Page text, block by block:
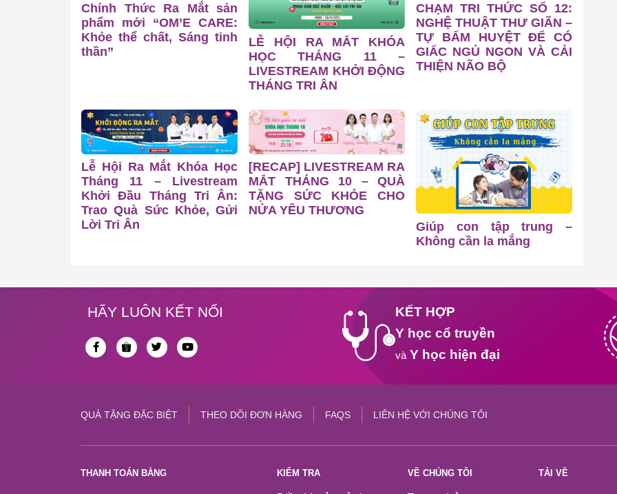
Chính Thức Ra Mắt sản
phẩm mới “OM’E CARE:
Khỏe thể chất, Sáng tinh
thần”
LỄ HỘI RA MẮT KHÓA
HỌC THÁNG 11 –
LIVESTREAM KHỞI ĐỘNG
THÁNG TRI ÂN
CHẠM TRI THỨC SỐ 12:
NGHỆ THUẬT THƯ GIÃN –
TỰ BẤM HUYỆT ĐỂ CÓ
GIẤC NGỦ NGON VÀ CẢI
THIỆN NÃO BỘ
Lễ Hội Ra Mắt Khóa Học
Tháng 11 – Livestream
Khởi Đầu Tháng Tri Ân:
Trao Quà Sức Khỏe, Gửi
Lời Tri Ân
[RECAP] LIVESTREAM RA
MẮT THÁNG 10 – QUÀ
TẶNG SỨC KHỎE CHO
NỬA YÊU THƯƠNG
Giúp con tập trung –
Không cần la mắng
HÃY LUÔN KẾT NỐI
KẾT HỢP
Y học cổ truyền
và Y học hiện đại
QUÀ TẶNG ĐẶC BIỆT THEO DÕI ĐƠN HÀNG FAQS LIÊN HỆ VỚI CHÚNG TÔI
THANH TOÁN BẰNG KIỂM TRA VỀ CHÚNG TÔI TẢI VỀ